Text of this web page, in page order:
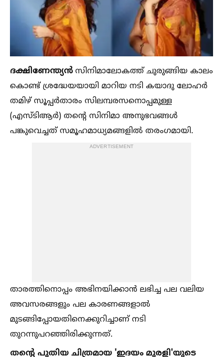
ദക്ഷിണേന്ത്യൻസിനിമാലോകത്ത് ചുരുങ്ങിയ കാലം
കൊണ്ട് ശ്രദ്ധേയയായി മാറിയ നടി കയാദു ലോഹർ
തമിഴ് സൂപ്പർതാരം സിലമ്പരസനൊപ്പമുള്ള
(എസ്ടിആർ) തന്‍റെ സിനിമാ അനുഭവങ്ങള്‍
പങ്കുവെച്ചത് സമൂഹമാധ്യമങ്ങളില്‍ തരംഗമായി.
ADVERTISEMENT
താരത്തിനൊപ്പം അഭിനയിക്കാൻ ലഭിച്ച പല വലിയ
അവസരങ്ങളും പല കാരണങ്ങളാല്‍
മുടങ്ങിപ്പോയതിനെക്കുറിച്ചാണ് നടി
തുറന്നുപറഞ്ഞിരിക്കുന്നത്.
തന്‍റെ പുതിയ ചിത്രമായ 'ഇദയം മുരളി'യുടെ